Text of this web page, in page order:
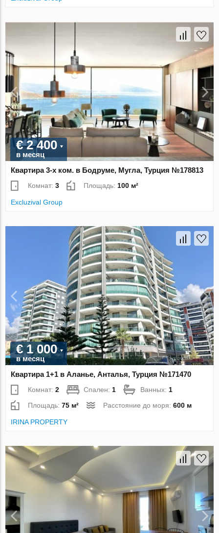
€ 2 400
в месяц
Квартира 3-х ком. в Бодруме, Мугла, Турция №178813
Комнат:3 Площадь: 100 м²
Excluzival Group
€ 1 000
в месяц
Квартира 1+1 в Аланье, Анталья, Турция №171470
Комнат:2 Спален: 1 Ванных: 1
Площадь:75 м² Расстояние до моря:600 м
IRINA PROPERTY